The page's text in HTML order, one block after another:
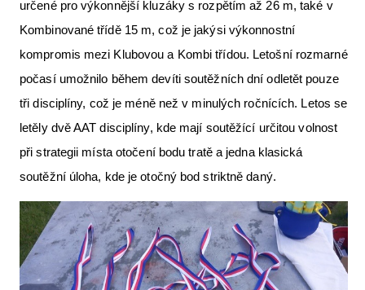
určené pro výkonnější kluzáky s rozpětím až 26 m, také v
Kombinované třídě 15 m, což je jakýsi výkonnostní
kompromis mezi Klubovou a Kombi třídou. Letošní rozmarné
počasí umožnilo během devíti soutěžních dní odletět pouze
tři disciplíny, což je méně než v minulých ročnících. Letos se
letěly dvě AAT disciplíny, kde mají soutěžící určitou volnost
při strategii místa otočení bodu tratě a jedna klasická
soutěžní úloha, kde je otočný bod striktně daný.